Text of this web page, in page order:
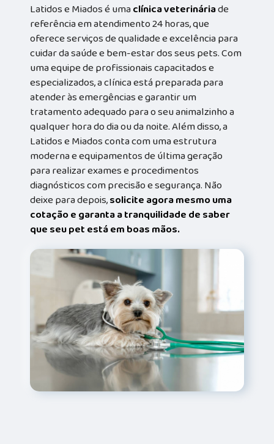
Latidos e Miados é umaclínica veterináriade
referência em atendimento 24 horas, que
oferece serviços de qualidade e excelência para
cuidar da saúde e bem-estar dos seus pets. Com
uma equipe de profissionais capacitados e
especializados, a clínica está preparada para
atender às emergências e garantir um
tratamento adequado para o seu animalzinho a
qualquer hora do dia ou da noite. Além disso, a
Latidos e Miados conta com uma estrutura
moderna e equipamentos de última geração
para realizar exames e procedimentos
diagnósticos com precisão e segurança. Não
deixe para depois,solicite agora mesmo uma
cotação e garanta a tranquilidade de saber
que seu pet está em boas mãos.